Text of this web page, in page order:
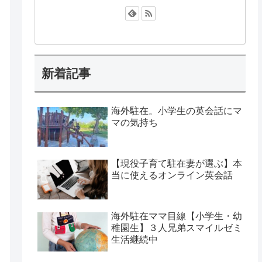
新着記事
海外駐在。小学生の英会話にマ
マの気持ち
【現役子育て駐在妻が選ぶ】本
当に使えるオンライン英会話
海外駐在ママ目線【小学生・幼
稚園生】３人兄弟スマイルゼミ
生活継続中